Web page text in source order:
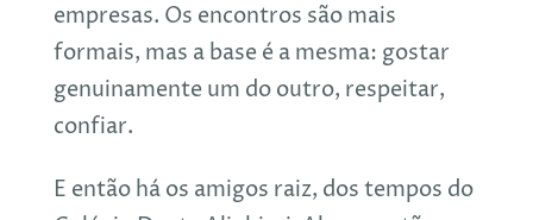
empresas. Os encontros são mais
formais, mas a base é a mesma: gostar
genuinamente um do outro, respeitar,
confiar.
E então há os amigos raiz, dos tempos do